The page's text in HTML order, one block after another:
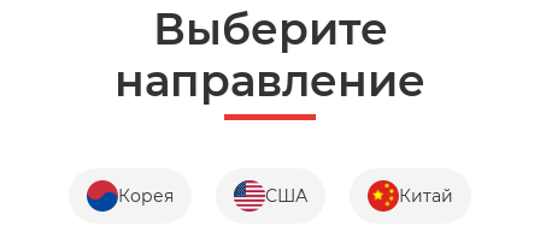
Выберите
направление
Корея США Китай